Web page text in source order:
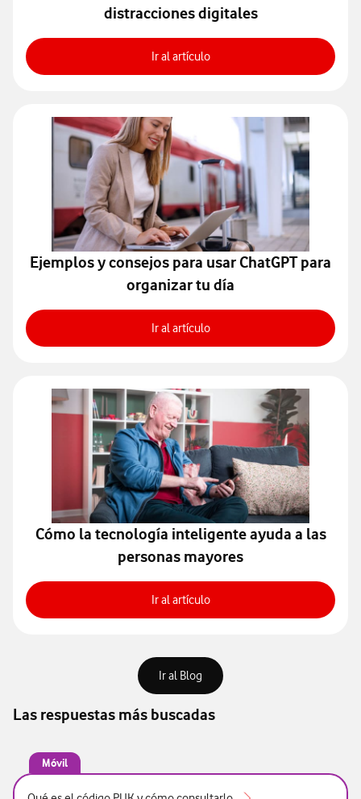
distracciones digitales
Ir al artículoCómo mejorar tu
Ejemplos y consejos para usar ChatGPT para
organizar tu día
Ir al artículoEjemplos y consejos para
Cómo la tecnología inteligente ayuda a las
personas mayores
Ir al artículoCómo el hogar inteligente
Ir al Blog Acceder para consultar todo
Las respuestas más buscadas
Móvil